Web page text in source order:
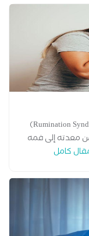
يعرف اضطراب الاجترار أو متلازمة الاجترار (Rumination Syndrome)
معدته إلى فمه
كامل